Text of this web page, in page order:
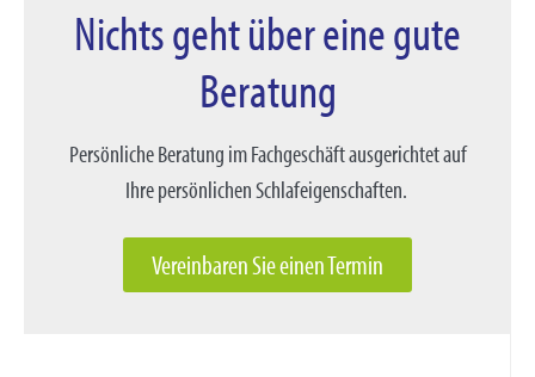
Nichts geht über eine gute
Beratung
Persönliche Beratung im Fachgeschäft ausgerichtet auf
Ihre persönlichen Schlafeigenschaften.
Vereinbaren Sie einen Termin